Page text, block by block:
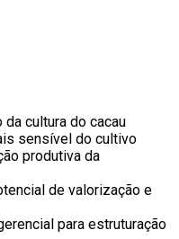
cultura do cacau
sensível do cultivo
produtiva da
de valorização e
para estruturação